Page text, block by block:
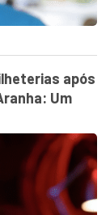
após
Um